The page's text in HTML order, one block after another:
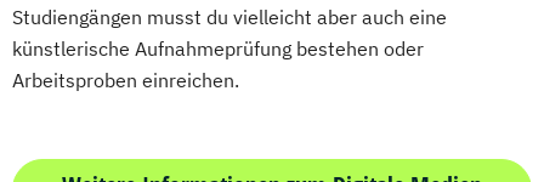
Studiengängen musst du vielleicht aber auch eine
künstlerische Aufnahmeprüfung bestehen oder
Arbeitsproben einreichen.